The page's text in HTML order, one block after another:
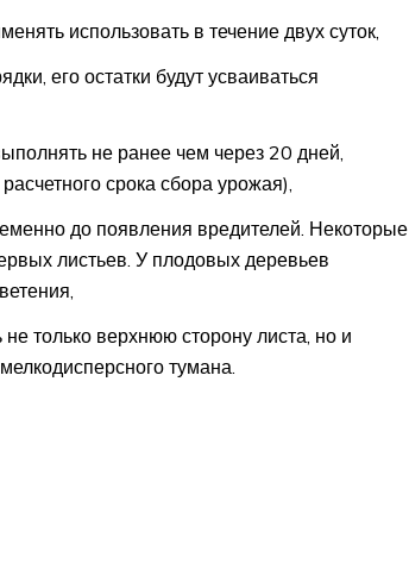
использовать в течение двух суток,
его остатки будут усваиваться
не ранее чем через 20 дней,
срока сбора урожая),
до появления вредителей. Некоторые
листьев. У плодовых деревьев
только верхнюю сторону листа, но и
тумана.